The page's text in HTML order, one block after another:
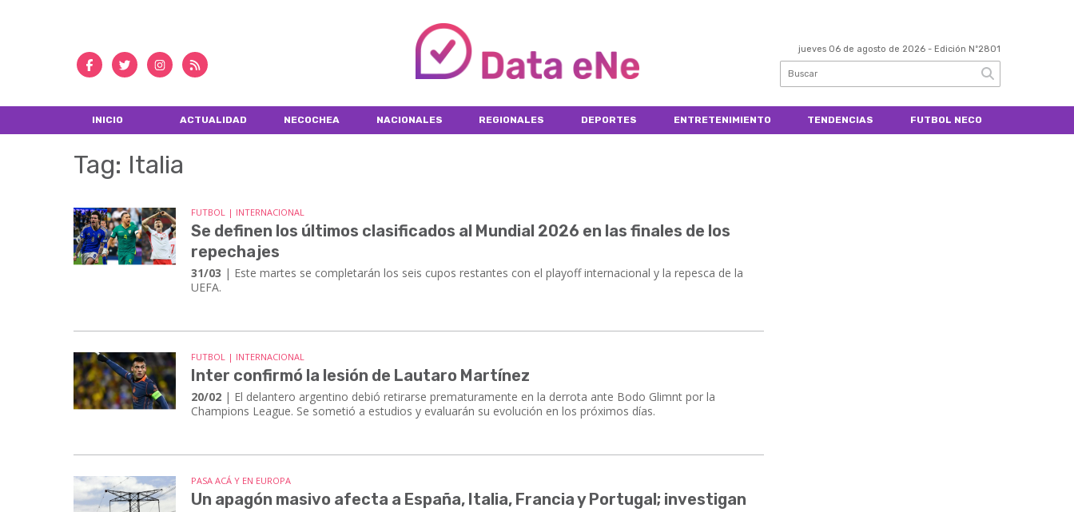
jueves 06 de agosto de 2026 - Edición Nº2801
INICIO ACTUALIDAD NECOCHEA NACIONALES REGIONALES DEPORTES ENTRETENIMIENTO TENDENCIAS FUTBOL NECO
Tag: Italia
FUTBOL | INTERNACIONAL
Se definen los últimos clasificados al Mundial 2026 en las finales de los
repechajes
31/03 | Este martes se completarán los seis cupos restantes con el playoff internacional y la repesca de la
UEFA.
FUTBOL | INTERNACIONAL
Inter confirmó la lesión de Lautaro Martínez
20/02 | El delantero argentino debió retirarse prematuramente en la derrota ante Bodo Glimnt por la
Champions League. Se sometió a estudios y evaluarán su evolución en los próximos días.
PASA ACÁ Y EN EUROPA
Un apagón masivo afecta a España, Italia, Francia y Portugal; investigan